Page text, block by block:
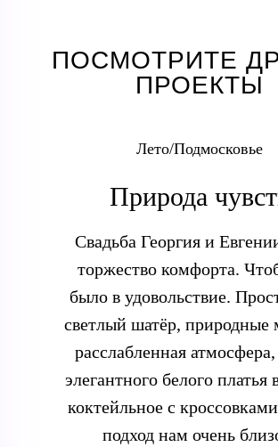
ПОСМОТРИТЕ
ПРОЕКТЫ
Лето/Подмосковье
Природа
Свадьба Георгия и
торжество комфорта.
было в удовольствие.
светлый шатёр, природные
расслабленная
элегантного белого платья
коктейльное с
подход нам очень